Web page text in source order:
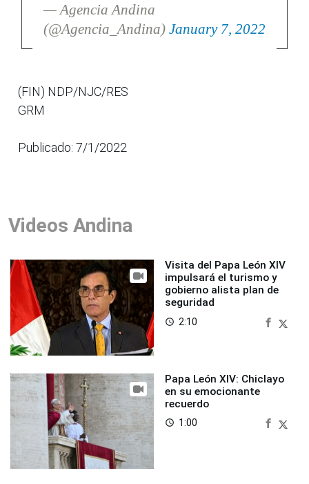
— Agencia Andina
(@Agencia_Andina) January 7, 2022
(FIN) NDP/NJC/RES
GRM
Publicado: 7/1/2022
Videos Andina
Visita del Papa León XIV
impulsará el turismo y
gobierno alista plan de
seguridad
access_time 2:10
Papa León XIV: Chiclayo
en su emocionante
recuerdo
access_time 1:00